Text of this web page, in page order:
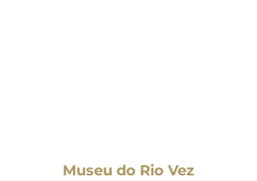
Museu do Rio Vez